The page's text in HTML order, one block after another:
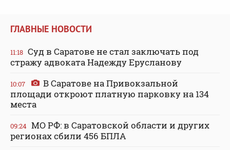
ГЛАВНЫЕ НОВОСТИ
11:18 Суд в Саратове не стал заключать под
стражу адвоката Надежду Ерусланову
10:07
В Саратове на Привокзальной
площади откроют платную парковку на 134
места
09:24 МО РФ: в Саратовской области и других
регионах сбили 456 БПЛА